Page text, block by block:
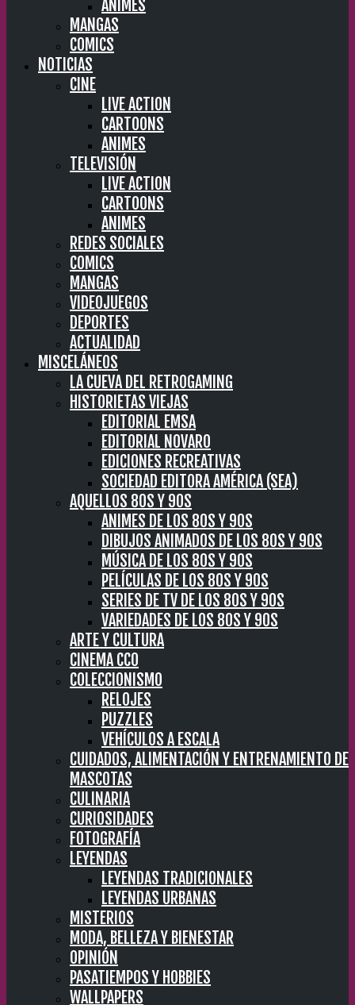
ANIMES
MANGAS
COMICS
NOTICIAS
CINE
LIVE ACTION
CARTOONS
ANIMES
TELEVISIÓN
LIVE ACTION
CARTOONS
ANIMES
REDES SOCIALES
COMICS
MANGAS
VIDEOJUEGOS
DEPORTES
ACTUALIDAD
MISCELÁNEOS
LA CUEVA DEL RETROGAMING
HISTORIETAS VIEJAS
EDITORIAL EMSA
EDITORIAL NOVARO
EDICIONES RECREATIVAS
SOCIEDAD EDITORA AMÉRICA (SEA)
AQUELLOS 80S Y 90S
ANIMES DE LOS 80S Y 90S
DIBUJOS ANIMADOS DE LOS 80S Y 90S
MÚSICA DE LOS 80S Y 90S
PELÍCULAS DE LOS 80S Y 90S
SERIES DE TV DE LOS 80S Y 90S
VARIEDADES DE LOS 80S Y 90S
ARTE Y CULTURA
CINEMA CC0
COLECCIONISMO
RELOJES
PUZZLES
VEHÍCULOS A ESCALA
CUIDADOS, ALIMENTACIÓN Y ENTRENAMIENTO DE
MASCOTAS
CULINARIA
CURIOSIDADES
FOTOGRAFÍA
LEYENDAS
LEYENDAS TRADICIONALES
LEYENDAS URBANAS
MISTERIOS
MODA, BELLEZA Y BIENESTAR
OPINIÓN
PASATIEMPOS Y HOBBIES
WALLPAPERS